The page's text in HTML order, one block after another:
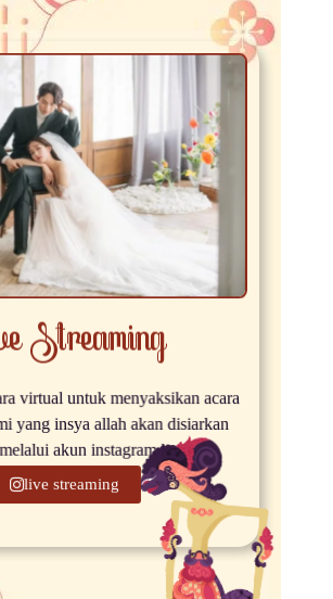
Streaming
virtual untuk menyaksikan acara
yang insya allah akan disiarkan
akun instagram kami
live streaming